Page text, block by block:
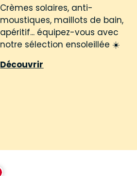
Crèmes solaires, anti-
moustiques, maillots de bain,
apéritif... équipez-vous avec
notre sélection ensoleillée ☀️
Découvrir